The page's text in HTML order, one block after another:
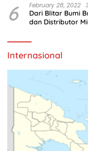
6 February 28, 2022
Dari Blitar Bumi
dan Distributor
Internasional